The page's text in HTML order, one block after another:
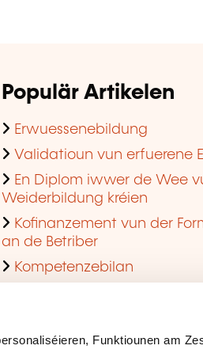
Funktiounen am
Populär Artikelen
Erwuessenebildung
Validatioun vun erfuerene
En Diplom iwwer de Wee
Weiderbildung kréien
Kofinanzement vun der
an de Betriber
Kompetenzebilan